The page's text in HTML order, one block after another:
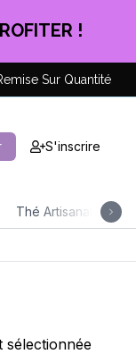
ICI
Sur Quantité
S'inscrire
Thé Artisanal
sélectionnée